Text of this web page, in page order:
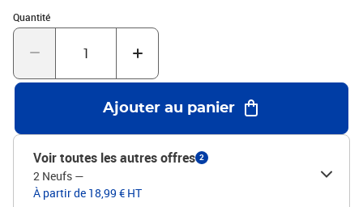
Quantité
Quantité : 1
Ajouter au panier
Voir toutes les autres offres 2
2 Neufs —
À partir de 18,99 € HT